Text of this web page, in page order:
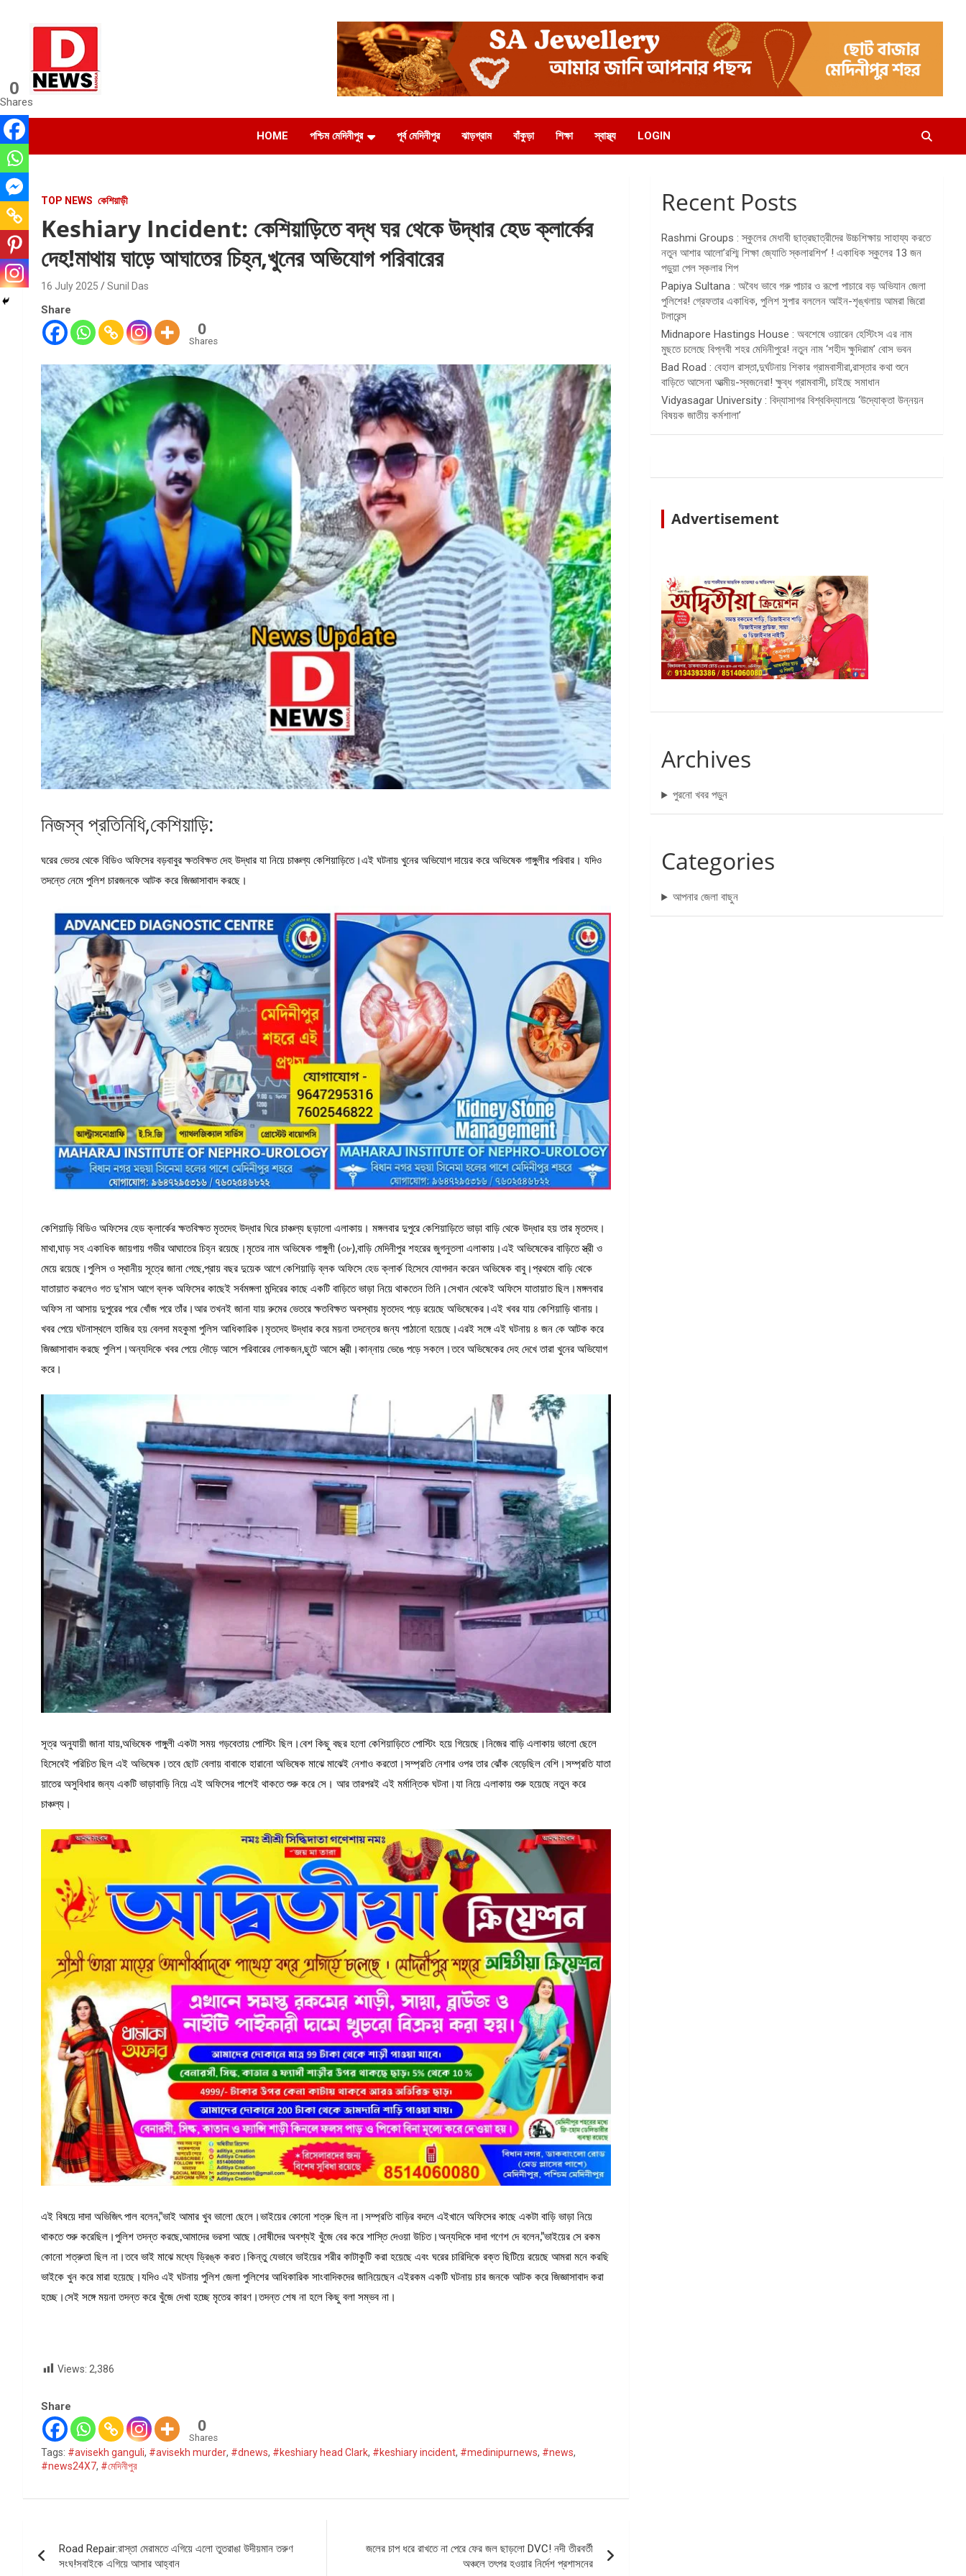
Dnews
#Medinipur #News #LatestBengali #NewsBangla
#Medinipur24X7News
HOME
পশ্চিম মেদিনীপুর পূর্ব মেদিনীপুর ঝাড়গ্রাম বাঁকুড়া শিক্ষা স্বাস্থ্য LOGIN
TOP NEWS কেশিয়াড়ী
Keshiary Incident: কেশিয়াড়িতে বদ্ধ ঘর থেকে উদ্ধার হেড ক্লার্কের
দেহ!মাথায় ঘাড়ে আঘাতের চিহ্ন,খুনের অভিযোগ পরিবারের
16 July 2025 Sunil Das
Share
0
Shares
নিজস্ব প্রতিনিধি,কেশিয়াড়ি:
ঘরের ভেতর থেকে বিডিও অফিসের বড়বাবুর ক্ষতবিক্ষত দেহ উদ্ধার যা নিয়ে চাঞ্চল্য কেশিয়াড়িতে।এই ঘটনায় খুনের অভিযোগ দায়ের করে অভিষেক গাঙ্গুলীর পরিবার। যদিও
তদন্তে নেমে পুলিশ চারজনকে আটক করে জিজ্ঞাসাবাদ করছে।
কেশিয়াড়ি বিডিও অফিসের হেড ক্লার্কের ক্ষতবিক্ষত মৃতদেহ উদ্ধার ঘিরে চাঞ্চল্য ছড়ালো এলাকায়। মঙ্গলবার দুপুরে কেশিয়াড়িতে ভাড়া বাড়ি থেকে উদ্ধার হয় তার মৃতদেহ।
মাথা,ঘাড় সহ একাধিক জায়গায় গভীর আঘাতের চিহ্ন রয়েছে।মৃতের নাম অভিষেক গাঙ্গুলী (৩৮),বাড়ি মেদিনীপুর শহরের জুগনুতলা এলাকায়।এই অভিষেকের বাড়িতে স্ত্রী ও
মেয়ে রয়েছে।পুলিস ও স্থানীয় সূত্রে জানা গেছে,প্রায় বছর দুয়েক আগে কেশিয়াড়ি ব্লক অফিসে হেড ক্লার্ক হিসেবে যোগদান করেন অভিষেক বাবু।প্রথমে বাড়ি থেকে
যাতায়াত করলেও গত দু’মাস আগে ব্লক অফিসের কাছেই সর্বমঙ্গলা মন্দিরের কাছে একটি বাড়িতে ভাড়া নিয়ে থাকতেন তিনি।সেখান থেকেই অফিসে যাতায়াত ছিল।মঙ্গলবার
অফিস না আসায় দুপুরের পরে খোঁজ পরে তাঁর।আর তখনই জানা যায় রুমের ভেতরে ক্ষতবিক্ষত অবস্থায় মৃতদেহ পড়ে রয়েছে অভিষেকের।এই খবর যায় কেশিয়াড়ি থানায়।
খবর পেয়ে ঘটনাস্থলে হাজির হয় বেলদা মহকুমা পুলিস আধিকারিক।মৃতদেহ উদ্ধার করে ময়না তদন্তের জন্য পাঠানো হয়েছে।এরই সঙ্গে এই ঘটনায় ৪ জন কে আটক করে
জিজ্ঞাসাবাদ করছে পুলিশ।অন্যদিকে খবর পেয়ে দৌড়ে আসে পরিবারের লোকজন,ছুটে আসে স্ত্রী।কান্নায় ভেঙে পড়ে সকলে।তবে অভিষেকের দেহ দেখে তারা খুনের অভিযোগ
করে।
সূত্র অনুযায়ী জানা যায়,অভিষেক গাঙ্গুলী একটা সময় গড়বেতায় পোস্টিং ছিল।বেশ কিছু বছর হলো কেশিয়াড়িতে পোস্টিং হয়ে গিয়েছে।নিজের বাড়ি এলাকায় ভালো ছেলে
হিসেবেই পরিচিত ছিল এই অভিষেক।তবে ছোট বেলায় বাবাকে হারানো অভিষেক মাঝে মাঝেই নেশাও করতো।সম্প্রতি নেশার ওপর তার ঝোঁক বেড়েছিল বেশি।সম্প্রতি যাতা
য়াতের অসুবিধার জন্য একটি ভাড়াবাড়ি নিয়ে এই অফিসের পাশেই থাকতে শুরু করে সে। আর তারপরই এই মর্মান্তিক ঘটনা।যা নিয়ে এলাকায় শুরু হয়েছে নতুন করে
চাঞ্চল্য।
এই বিষয়ে দাদা অভিজিৎ পাল বলেন,”ভাই আমার খুব ভালো ছেলে।ভাইয়ের কোনো শত্রু ছিল না।সম্প্রতি বাড়ির বদলে এইখানে অফিসের কাছে একটা বাড়ি ভাড়া নিয়ে
থাকতে শুরু করেছিল।পুলিশ তদন্ত করছে,আমাদের ভরসা আছে।দোষীদের অবশ্যই খুঁজে বের করে শাস্তি দেওয়া উচিত।অন্যদিকে দাদা গণেশ দে বলেন,”ভাইয়ের সে রকম
কোনো শত্রুতা ছিল না।তবে ভাই মাঝে মধ্যে ড্রিঙ্ক করত।কিন্তু যেভাবে ভাইয়ের শরীর কাটাকুটি করা হয়েছে এবং ঘরের চারিদিকে রক্ত ছিটিয়ে রয়েছে আমরা মনে করছি
ভাইকে খুন করে মারা হয়েছে।যদিও এই ঘটনায় পুলিশ জেলা পুলিশের আধিকারিক সাংবাদিকদের জানিয়েছেন এইরকম একটি ঘটনায় চার জনকে আটক করে জিজ্ঞাসাবাদ করা
হচ্ছে।সেই সঙ্গে ময়না তদন্ত করে খুঁজে দেখা হচ্ছে মৃতের কারণ।তদন্ত শেষ না হলে কিছু বলা সম্ভব না।
Views: 2,386
Share
0
Shares
0
Shares
Tags: #avisekh ganguli, #avisekh murder, #dnews, #keshiary head Clark, #keshiary incident, #medinipurnews, #news,
#news24X7, #মেদিনীপুর
navigation
Road Repair:রাস্তা মেরামতে এগিয়ে এলো তুতরাঙা উদীয়মান তরুণ
সংঘ!সবাইকে এগিয়ে আসার আহ্বান
জলের চাপ ধরে রাখতে না পেরে ফের জল ছাড়লো DVC! নদী তীরবর্তী
অঞ্চলে তৎপর হওয়ার নির্দেশ প্রশাসনের
Recent Posts
Rashmi Groups : স্কুলের মেধাবী ছাত্রছাত্রীদের উচ্চশিক্ষায় সাহায্য করতে
নতুন আশার আলো’রশ্মি শিক্ষা জ্যোতি স্কলারশিপ’ ! একাধিক স্কুলের 13 জন
পড়ুয়া পেল স্কলার শিপ
Papiya Sultana : অবৈধ ভাবে গরু পাচার ও রূপো পাচারে বড় অভিযান জেলা
পুলিশের! গ্রেফতার একাধিক, পুলিশ সুপার বললেন আইন-শৃঙ্খলায় আমরা জিরো
টলারেন্স
Midnapore Hastings House : অবশেষে ওয়ারেন হেস্টিংস এর নাম
মুছতে চলেছে বিপ্লবী শহর মেদিনীপুরে! নতুন নাম ‘শহীদ ক্ষুদিরাম’ বোস ভবন
Bad Road : বেহাল রাস্তা,দুর্ঘটনায় শিকার গ্রামবাসীরা,রাস্তার কথা শুনে
বাড়িতে আসেনা আত্মীয়-স্বজনেরা! ক্ষুব্ধ গ্রামবাসী, চাইছে সমাধান
Vidyasagar University : বিদ্যাসাগর বিশ্ববিদ্যালয়ে ‘উদ্যোক্তা উন্নয়ন
বিষয়ক জাতীয় কর্মশালা’
Advertisement
Archives
পুরনো খবর পড়ুন
Categories
আপনার জেলা বাছুন